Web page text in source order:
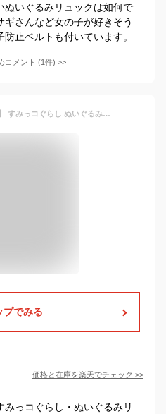
ぬいぐるみリュックは如何で
ギさんなど女の子が好きそう
止ベルトも付いています。
コメント (1件) >
【8/22まで SALE 5%OFF 】 すみっコぐらし ぬいぐるみリュック リュックサック バッグ かわいい キッズ こども 子供 幼稚園 保育園 小学校 男の子 女の子 しろくま ねこ とかげ えびふらいのしっぽ
プでみる
価格と在庫を楽天でチェック >>
っコぐらし・ぬいぐるみリ